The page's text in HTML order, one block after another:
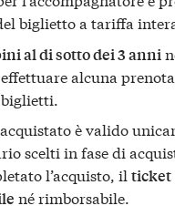
biglietto a tariffa
al di sotto dei 3 anni
alcuna
è valido
scelti in fase di
l’acquisto, ilticket
né rimborsabile.